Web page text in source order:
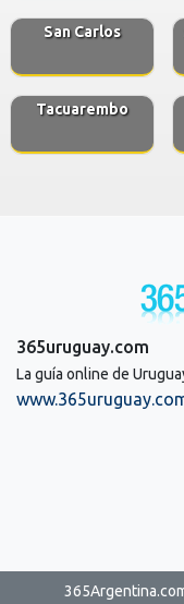
San Carlos
Tacuarembo
365uruguay.com
La guía online de